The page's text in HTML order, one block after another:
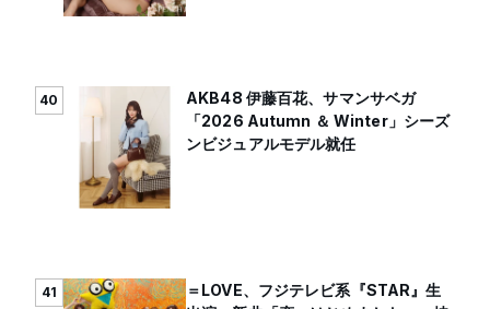
40
AKB48 伊藤百花、サマンサベガ
「2026 Autumn ＆ Winter」シーズ
ンビジュアルモデル就任
41
＝LOVE、フジテレビ系『STAR』生